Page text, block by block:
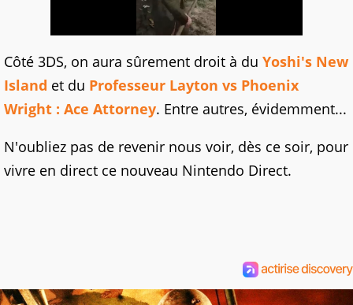
Côté 3DS, on aura sûrement droit à du Yoshi's New
Island et du Professeur Layton vs Phoenix
Wright : Ace Attorney. Entre autres, évidemment...
N'oubliez pas de revenir nous voir, dès ce soir, pour
vivre en direct ce nouveau Nintendo Direct.